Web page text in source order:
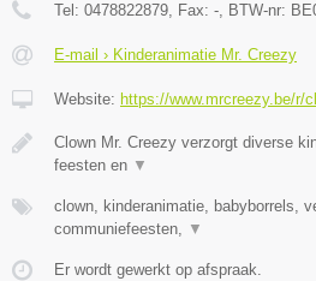
Tel: 0478822879, Fax: -, BTW-nr:
E-mail › Kinderanimatie Mr. Creezy
Website: https://www.mrcreezy.be/r/
Clown Mr. Creezy verzorgt diverse
feesten en ▼
clown, kinderanimatie, babyborrels,
communiefeesten, ▼
Er wordt gewerkt op afspraak.